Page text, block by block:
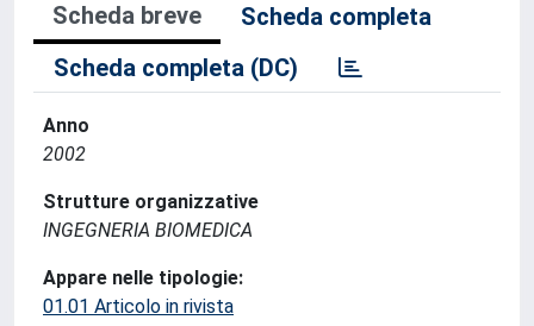
Scheda breve
Scheda completa
Scheda completa (DC)
Anno
2002
Strutture organizzative
INGEGNERIA BIOMEDICA
Appare nelle tipologie:
01.01 Articolo in rivista